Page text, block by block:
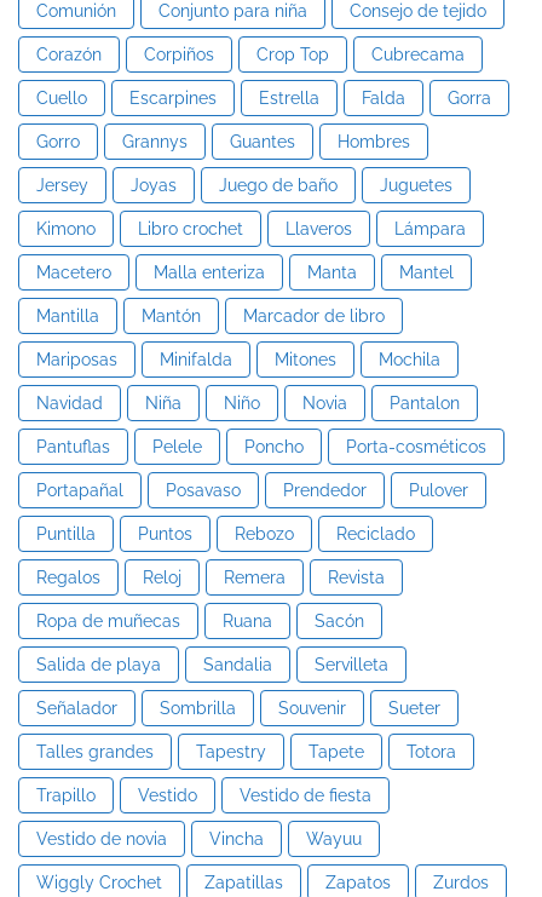
Comunión Conjunto para niña Consejo de tejido
Corazón Corpiños Crop Top Cubrecama
Cuello Escarpines Estrella Falda Gorra
Gorro Grannys Guantes Hombres
Jersey Joyas Juego de baño Juguetes
Kimono Libro crochet Llaveros Lámpara
Macetero Malla enteriza Manta Mantel
Mantilla Mantón Marcador de libro
Mariposas Minifalda Mitones Mochila
Navidad Niña Niño Novia Pantalon
Pantuflas Pelele Poncho Porta-cosméticos
Portapañal Posavaso Prendedor Pulover
Puntilla Puntos Rebozo Reciclado
Regalos Reloj Remera Revista
Ropa de muñecas Ruana Sacón
Salida de playa Sandalia Servilleta
Señalador Sombrilla Souvenir Sueter
Talles grandes Tapestry Tapete Totora
Trapillo Vestido Vestido de fiesta
Vestido de novia Vincha Wayuu
Wiggly Crochet Zapatillas Zapatos Zurdos